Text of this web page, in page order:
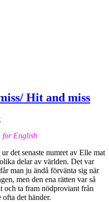
Hit and miss
for English
det senaste numret av Elle mat
delar av världen. Det var
man ju ändå förvänta sig när
men den ena rätten var så
och ta fram nödproviant från
det händer.